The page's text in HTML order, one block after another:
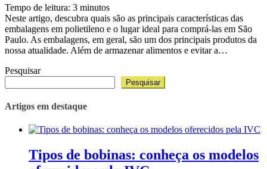
Tempo de leitura: 3 minutos
Neste artigo, descubra quais são as principais características das
embalagens em polietileno e o lugar ideal para comprá-las em São
Paulo. As embalagens, em geral, são um dos principais produtos da
nossa atualidade. Além de armazenar alimentos e evitar a…
Pesquisar
Pesquisar
Artigos em destaque
Tipos de bobinas: conheça os modelos